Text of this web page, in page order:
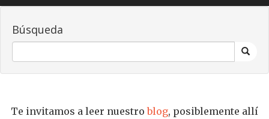
Búsqueda
Te invitamos a leer nuestroblog, posiblemente allí